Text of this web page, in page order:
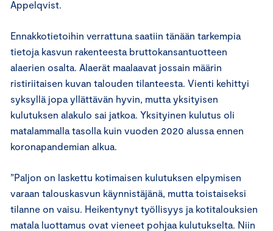
Appelqvist.
Ennakkotietoihin verrattuna saatiin tänään tarkempia
tietoja kasvun rakenteesta bruttokansantuotteen
alaerien osalta. Alaerät maalaavat jossain määrin
ristiriitaisen kuvan talouden tilanteesta. Vienti kehittyi
syksyllä jopa yllättävän hyvin, mutta yksityisen
kulutuksen alakulo sai jatkoa. Yksityinen kulutus oli
matalammalla tasolla kuin vuoden 2020 alussa ennen
koronapandemian alkua.
”Paljon on laskettu kotimaisen kulutuksen elpymisen
varaan talouskasvun käynnistäjänä, mutta toistaiseksi
tilanne on vaisu. Heikentynyt työllisyys ja kotitalouksien
matala luottamus ovat vieneet pohjaa kulutukselta. Niin